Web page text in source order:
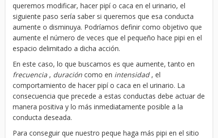
queremos modificar, hacer pipí o caca en el urinario, el
siguiente paso sería saber si queremos que esa conducta
aumente o disminuya. Podríamos definir como objetivo que
aumente el número de veces que el pequeño hace pipi en el
espacio delimitado a dicha acción.
En este caso, lo que buscamos es que aumente, tanto en
frecuencia , duración como en intensidad, el
comportamiento de hacer pipí o caca en el urinario. La
consecuencia que precede a estas conductas debe actuar de
manera positiva y lo más inmediatamente posible a la
conducta deseada.
Para conseguir que nuestro peque haga más pipi en el sitio